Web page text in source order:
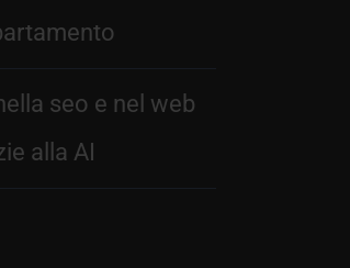
seo e nel web
alla AI